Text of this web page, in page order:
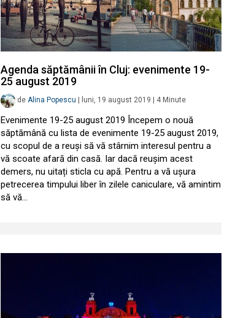
Agenda săptămânii în Cluj: evenimente 19-
25 august 2019
de Alina Popescu luni, 19 august 2019 4 Minute
Evenimente 19-25 august 2019 Începem o nouă
săptămână cu lista de evenimente 19-25 august 2019,
cu scopul de a reuși să vă stârnim interesul pentru a
vă scoate afară din casă. Iar dacă reușim acest
demers, nu uitați sticla cu apă. Pentru a vă ușura
petrecerea timpului liber în zilele caniculare, vă amintim
să vă…